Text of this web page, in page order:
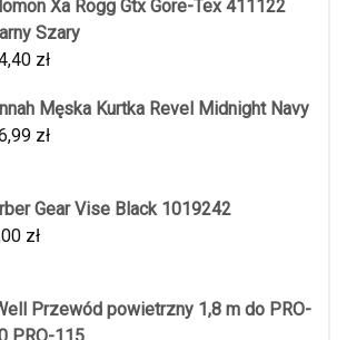
Xa Rogg Gtx Gore-Tex 411122
Szary
zł
Męska Kurtka Revel Midnight Navy
zł
Gear Vise Black 1019242
zł
Przewód powietrzny 1,8 m do PRO-